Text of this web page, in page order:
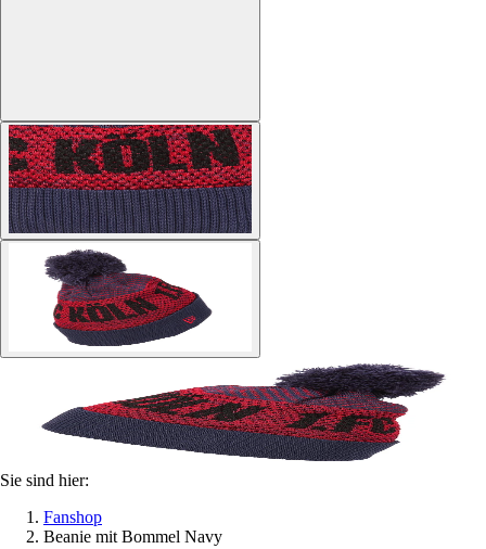
Sie sind hier:
Fanshop
Beanie mit Bommel Navy